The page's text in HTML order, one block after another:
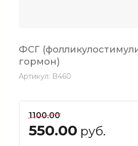
ФСГ
гормон)
Артикул: B460
1100.00
550.00 руб.